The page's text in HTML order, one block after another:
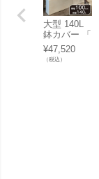
大型 140L
鉢カバー 「
クレイポッ
ト（CLAYP
OT） ハイ
¥47,520
（税込）